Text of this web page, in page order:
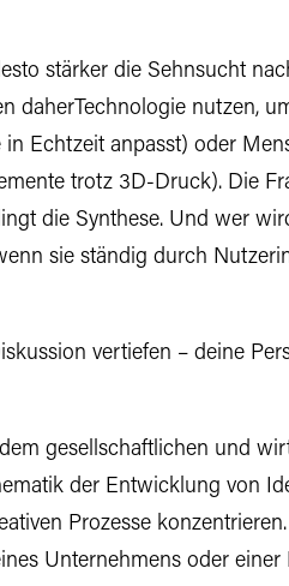
stärker die Sehnsucht
daherTechnologie nutzen,
Echtzeit anpasst) oder
trotz 3D-Druck). Die
die Synthese. Und wer
sie ständig durch
vertiefen – deine
gesellschaftlichen und
der Entwicklung von
Prozesse
Unternehmens oder